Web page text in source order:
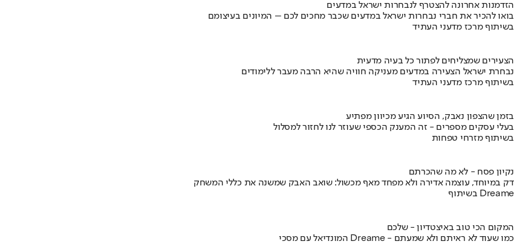
הזדמנות אחרונה להצטרף לנבחרות ישראל במדעים
בואו להכיר את חברי נבחרות ישראל במדעים שכבר מחכים לכם – המיונים בעיצומם
בשיתוף מרכז מדעני העתיד
הצעירים שמצליחים לפתור כל בעיה מדעית
נבחרת ישראל הצעירה במדעים מעניקה חוויה שהיא הרבה מעבר ללימודים
בשיתוף מרכז מדעני העתיד
בזמן שהצפון נאבק, הסיוע הגיע מכיוון מפתיע
בעלי עסקים מספרים - זה המענק הכספי שעוזר לנו לחזור למסלול
בשיתוף מזרחי טפחות
נקיון פסח - לא מה שהכרתם
דק במיוחד, עוצמה אדירה ולא מפחד מאף מכשול: שואב האבק שמשנה את כללי המשחק
בשיתוף Dreame
המקום הכי טוב באיצטדיון - שלכם
המונדיאל עם מסכי Dreame - כמו שעוד לא ראיתם ולא שמעתם